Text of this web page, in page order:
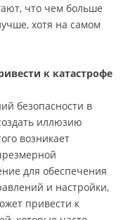
что чем больше
хотя на самом
к катастрофе
безопасности в
иллюзию
возникает
для обеспечения
и настройки,
привести к